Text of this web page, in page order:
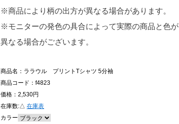
※商品により柄の出方が異なる場合があります。
※モニターの発色の具合によって実際の商品と色が
異なる場合がございます。
商品名：ララウル プリントTシャツ 5分袖
商品コード：f4823
価格：2,530円
在庫数:△ 在庫表
カラー